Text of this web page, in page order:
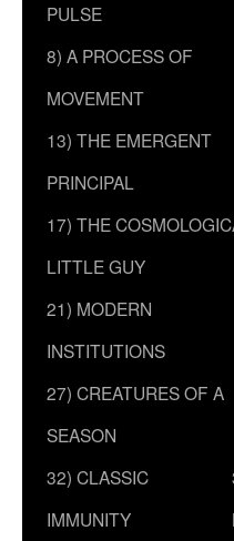
PULSE
8) A PROCESS OF
MOVEMENT
13) THE EMERGENT
PRINCIPAL
17) THE
LITTLE GUY
21) MODERN
INSTITUTIONS
27) CREATURES OF A
SEASON
32) CLASSIC
IMMUNITY